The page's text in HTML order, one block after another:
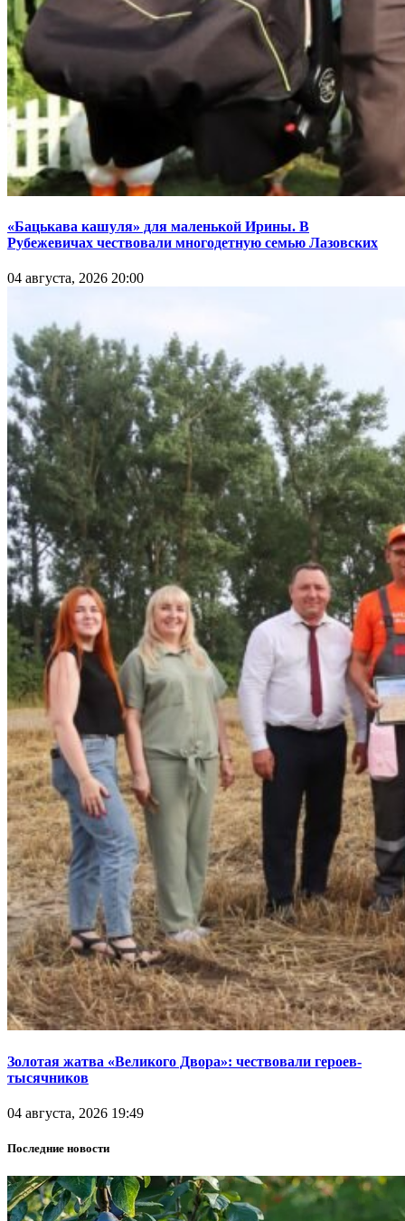
«Бацькава кашуля» для маленькой Ирины. В
Рубежевичах чествовали многодетную семью Лазовских
04 августа, 2026 20:00
Золотая жатва «Великого Двора»: чествовали героев-
тысячников
04 августа, 2026 19:49
Последние новости